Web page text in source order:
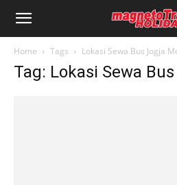
Home Tags Lokasi Sewa Bus Jogja
Tag: Lokasi Sewa